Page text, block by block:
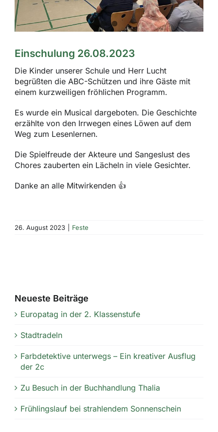
Einschulung 26.08.2023
Die Kinder unserer Schule und Herr Lucht
begrüßten die ABC-Schützen und ihre Gäste mit
einem kurzweiligen fröhlichen Programm.
Es wurde ein Musical dargeboten. Die Geschichte
erzählte von den Irrwegen eines Löwen auf dem
Weg zum Lesenlernen.
Die Spielfreude der Akteure und Sangeslust des
Chores zauberten ein Lächeln in viele Gesichter.
Danke an alle Mitwirkenden 👍
26. August 2023 Feste
Neueste Beiträge
Europatag in der 2. Klassenstufe
Stadtradeln
Farbdetektive unterwegs – Ein kreativer Ausflug
der 2c
Zu Besuch in der Buchhandlung Thalia
Frühlingslauf bei strahlendem Sonnenschein